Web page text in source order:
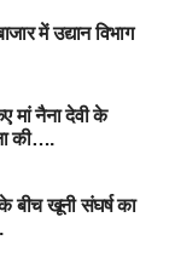
क्रेडिट
की पढ़ाई आसानी
और युवा
भी खोल रही है।
को 25% से
में उद्यान विभाग
मां नैना देवी के
की….
बीच खूनी संघर्ष का